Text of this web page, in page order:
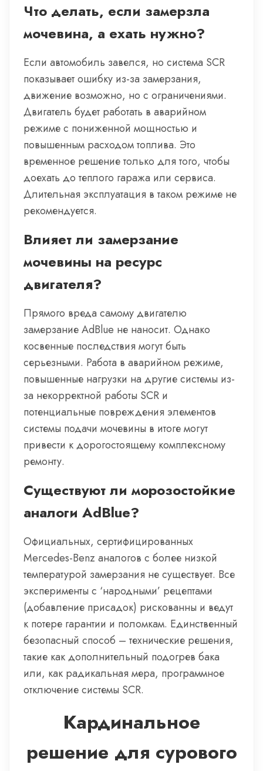
Что делать, если замерзла
мочевина, а ехать нужно?
Если автомобиль завелся, но система SCR
показывает ошибку из-за замерзания,
движение возможно, но с ограничениями.
Двигатель будет работать в аварийном
режиме с пониженной мощностью и
повышенным расходом топлива. Это
временное решение только для того, чтобы
доехать до теплого гаража или сервиса.
Длительная эксплуатация в таком режиме не
рекомендуется.
Влияет ли замерзание
мочевины на ресурс
двигателя?
Прямого вреда самому двигателю
замерзание AdBlue не наносит. Однако
косвенные последствия могут быть
серьезными. Работа в аварийном режиме,
повышенные нагрузки на другие системы из-
за некорректной работы SCR и
потенциальные повреждения элементов
системы подачи мочевины в итоге могут
привести к дорогостоящему комплексному
ремонту.
Существуют ли морозостойкие
аналоги AdBlue?
Официальных, сертифицированных
Mercedes-Benz аналогов с более низкой
температурой замерзания не существует. Все
эксперименты с ‘народными’ рецептами
(добавление присадок) рискованны и ведут
к потере гарантии и поломкам. Единственный
безопасный способ – технические решения,
такие как дополнительный подогрев бака
или, как радикальная мера, программное
отключение системы SCR.
Кардинальное
решение для сурового